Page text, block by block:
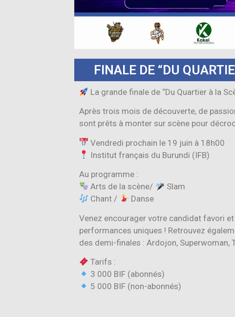
FINALE DE “DU
La grande finale de “Du Quartier à la
Après trois mois de découverte, de
sont prêts à monter sur scène pour
Vendredi prochain le 19 juin à 18h00
Institut français du Burundi (IFB)
Au programme :
Arts de la scène/
Slam
Chant /
Danse
Venez encourager votre candidat favori
performances uniques ! Retrouvez
des demi-finales : Ardojon, Superwoman,
Tarifs :
3 000 BIF (abonnés)
5 000 BIF (non-abonnés)